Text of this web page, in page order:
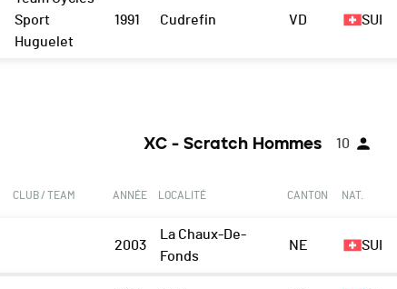
Sport
Huguelet
1991 Cudrefin VD SUI
XC - Scratch Hommes 10
CLUB / TEAM ANNÉE LOCALITÉ CANTON NAT.
2003
La Chaux-De-
Fonds
NE SUI